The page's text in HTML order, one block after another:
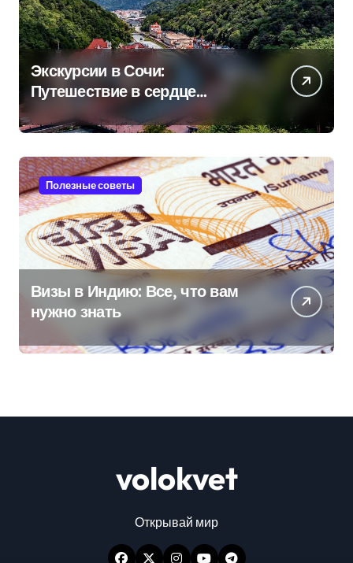
Экскурсии в Сочи:
Путешествие в сердце
Черноморского курорта
Полезные советы
Визы в Индию: Все, что вам
нужно знать
volokvet
Открывай мир